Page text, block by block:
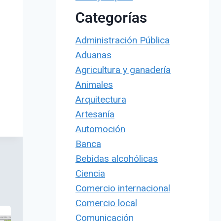
Categorías
Administración Pública
Aduanas
Agricultura y ganadería
Animales
Arquitectura
Artesanía
Automoción
Banca
Bebidas alcohólicas
Ciencia
Comercio internacional
Comercio local
Comunicación